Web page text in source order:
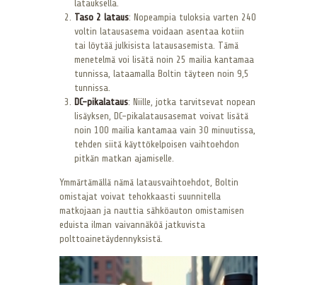
latauksella.
Taso 2 lataus: Nopeampia tuloksia varten 240
voltin latausasema voidaan asentaa kotiin
tai löytää julkisista latausasemista. Tämä
menetelmä voi lisätä noin 25 mailia kantamaa
tunnissa, lataamalla Boltin täyteen noin 9,5
tunnissa.
DC-pikalataus: Niille, jotka tarvitsevat nopean
lisäyksen, DC-pikalatausasemat voivat lisätä
noin 100 mailia kantamaa vain 30 minuutissa,
tehden siitä käyttökelpoisen vaihtoehdon
pitkän matkan ajamiselle.
Ymmärtämällä nämä latausvaihtoehdot, Boltin
omistajat voivat tehokkaasti suunnitella
matkojaan ja nauttia sähköauton omistamisen
eduista ilman vaivannäköä jatkuvista
polttoainetäydennyksistä.